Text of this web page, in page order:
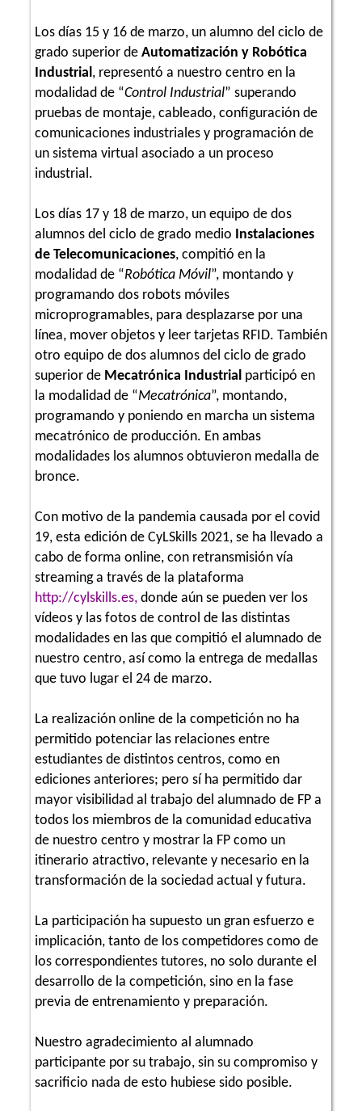
Los días 15 y 16 de marzo, un alumno del ciclo de
grado superior de Automatización y Robótica
Industrial, representó a nuestro centro en la
modalidad de “Control Industrial” superando
pruebas de montaje, cableado, configuración de
comunicaciones industriales y programación de
un sistema virtual asociado a un proceso
industrial.
Los días 17 y 18 de marzo, un equipo de dos
alumnos del ciclo de grado medio Instalaciones
de Telecomunicaciones, compitió en la
modalidad de “Robótica Móvil”, montando y
programando dos robots móviles
microprogramables, para desplazarse por una
línea, mover objetos y leer tarjetas RFID. También
otro equipo de dos alumnos del ciclo de grado
superior de Mecatrónica Industrial participó en
la modalidad de “Mecatrónica”, montando,
programando y poniendo en marcha un sistema
mecatrónico de producción. En ambas
modalidades los alumnos obtuvieron medalla de
bronce.
Con motivo de la pandemia causada por el covid
19, esta edición de CyLSkills 2021, se ha llevado a
cabo de forma online, con retransmisión vía
streaming a través de la plataforma
http://cylskills.es, donde aún se pueden ver los
vídeos y las fotos de control de las distintas
modalidades en las que compitió el alumnado de
nuestro centro, así como la entrega de medallas
que tuvo lugar el 24 de marzo.
La realización online de la competición no ha
permitido potenciar las relaciones entre
estudiantes de distintos centros, como en
ediciones anteriores; pero sí ha permitido dar
mayor visibilidad al trabajo del alumnado de FP a
todos los miembros de la comunidad educativa
de nuestro centro y mostrar la FP como un
itinerario atractivo, relevante y necesario en la
transformación de la sociedad actual y futura.
La participación ha supuesto un gran esfuerzo e
implicación, tanto de los competidores como de
los correspondientes tutores, no solo durante el
desarrollo de la competición, sino en la fase
previa de entrenamiento y preparación.
Nuestro agradecimiento al alumnado
participante por su trabajo, sin su compromiso y
sacrificio nada de esto hubiese sido posible.